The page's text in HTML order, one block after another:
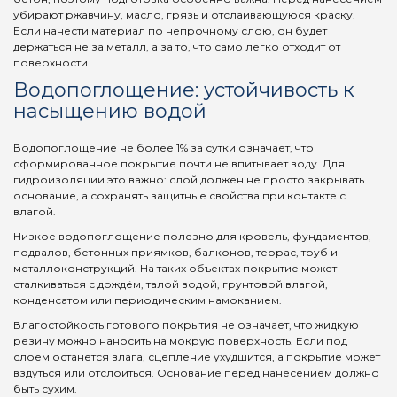
убирают ржавчину, масло, грязь и отслаивающуюся краску.
Если нанести материал по непрочному слою, он будет
держаться не за металл, а за то, что само легко отходит от
поверхности.
Водопоглощение: устойчивость к
насыщению водой
Водопоглощение не более 1% за сутки означает, что
сформированное покрытие почти не впитывает воду. Для
гидроизоляции это важно: слой должен не просто закрывать
основание, а сохранять защитные свойства при контакте с
влагой.
Низкое водопоглощение полезно для кровель, фундаментов,
подвалов, бетонных приямков, балконов, террас, труб и
металлоконструкций. На таких объектах покрытие может
сталкиваться с дождём, талой водой, грунтовой влагой,
конденсатом или периодическим намоканием.
Влагостойкость готового покрытия не означает, что жидкую
резину можно наносить на мокрую поверхность. Если под
слоем останется влага, сцепление ухудшится, а покрытие может
вздуться или отслоиться. Основание перед нанесением должно
быть сухим.